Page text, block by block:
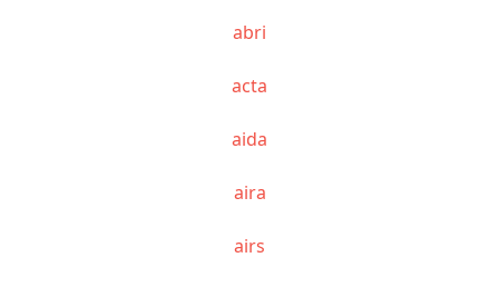
abri
acta
aida
aira
airs